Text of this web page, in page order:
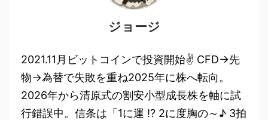
ジョージ
2021.11月ビットコインで投資開始✌ CFD→先
物→為替で失敗を重ね2025年に株へ転向。
2026年から清原式の割安小型成長株を軸に試
行錯誤中。信条は「1に運 !? 2に度胸の～♪ 3拍